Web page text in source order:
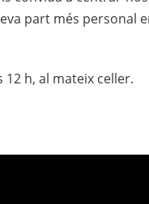
part més personal
h, al mateix celler.